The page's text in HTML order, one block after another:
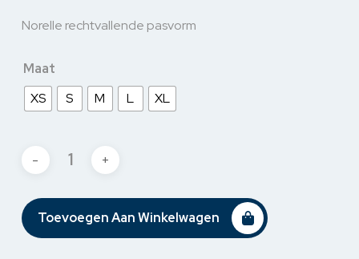
Norelle rechtvallende pasvorm
Maat
XS
S M L XL
Toevoegen Aan Winkelwagen